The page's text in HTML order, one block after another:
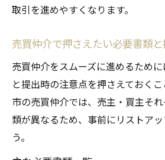
売買仲介で知っておきた
売買仲介の流れで注意す
売買仲介の飛ばし行為が
策
売買仲介でトラブルを避
項
取引を進めやすくなります。
売買仲介で押さえたい必要書類
売買仲介をスムーズに進めるため
と提出時の注意点を押さえておく
市の売買仲介では、売主・買主そ
類が異なるため、事前にリストア
う。